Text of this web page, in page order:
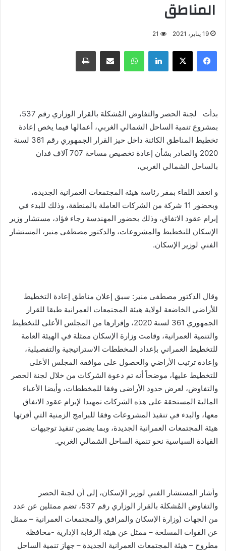
المناطق
19 يناير، 2021 21
فيسبوك X لينكدإن واتساب مشاركة عبر البريد طباعة
بدأت لجنة الحصر والتفاوض المُشكلة بالقرار الوزاري رقم 537،
بمشروع تنمية الساحل الشمالي الغربي، أعمالها فيما يخص إعادة
تخطيط المناطق الكائنة داخل حيز القرار الجمهوري رقم 361 لسنة
2020 والصادر بشأن إعادة تخصيص مساحة 707 آلاف فدان
بالساحل الشمالي الغربي،
و انعقد اللقاء بمقر رئاسة هيئة المجتمعات العمرانية الجديدة،
وبحضور 11 شركة من الشركات العاملة بالمنطقة، وذلك للبدء في
إبرام عقود الاتفاق، وذلك بحضور المهندسة رجاء فؤاد، مستشار وزير
الإسكان للتخطيط والمشروعات، والدكتور مصطفى منير، المستشار
الفني لوزير الإسكان.
وقال الدكتور مصطفى منير: سبق إعلان مناطق إعادة التخطيط
للأراضي الخاضعة لولاية هيئة المجتمعات العمرانية طبقا للقرار
الجمهوري 361 لسنة 2020، وإقرارها من المجلس الأعلى للتخطيط
والتنمية العمرانية، وقامت وزارة الإسكان ممثلة في الهيئة العامة
للتخطيط العمراني بإعداد المخططات الاستراتيجية والتفصيلية،
وإعادة ترتيب الأراضي والحصول على موافقة المجلس الأعلى
للتخطيط عليها، موضحاً أنه تم دعوة الشركات من خلال لجنة الحصر
والتفاوض، لعرض حدود الأراضى وفقا للمخططات، وأيضا الأعباء
المالية المستحقة على هذه الشركات تمهيدا لإبرام عقود الاتفاق
معها، والبدء في تنفيذ المشروعات وفقا للبرامج الزمنية التي أقرتها
هيئة المجتمعات العمرانية الجديدة، وبما يضمن تنفيذ توجيهات
القيادة السياسية نحو تنمية الساحل الشمالي الغربي.
وأشار المستشار الفني لوزير الإسكان، إلى أن لجنة الحصر
والتفاوض المُشكلة بالقرار الوزاري رقم 537، تضم ممثلين عن عدد
من الجهات (وزارة الإسكان والمرافق والمجتمعات العمرانية – ممثل
عن القوات المسلحة – ممثل عن هيئة الرقابة الإدارية -محافظة
مطروح – هيئة المجتمعات العمرانية الجديدة – جهاز تنمية الساحل